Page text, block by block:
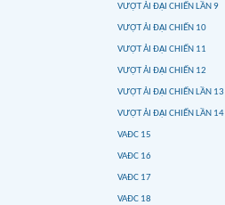
VƯỢT ẢI ĐẠI CHIẾN LẦN 9
VƯỢT ẢI ĐẠI CHIẾN 10
VƯỢT ẢI ĐẠI CHIẾN 11
VƯỢT ẢI ĐẠI CHIẾN 12
VƯỢT ẢI ĐẠI CHIẾN LẦN 13
VƯỢT ẢI ĐẠI CHIẾN LẦN 14
VAĐC 15
VAĐC 16
VAĐC 17
VAĐC 18